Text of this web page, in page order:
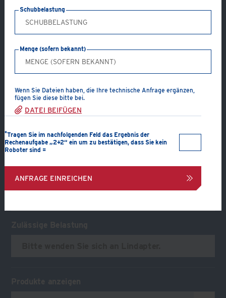
Produkttyp: A & B
Produktwerkstoff: Temperguss (galv. verzinkt oder
feuerverzinkt)
Kreuzverbindung, Holzbalken an Träger
Tragendes Profil:Träger
Verbindungskomponenten:Kopfplatte, 2 Klemmen (Typ
A oder B) und 2 Schrauben, Muttern und
Unterlegscheiben
Schubbelastung
Menge (sofern bekannt)
Wenn Sie Dateien haben, die Ihre technische Anfrage ergänzen,
fügen Sie diese bitte bei.
DATEI BEIFÜGEN
*Tragen Sie im nachfolgenden Feld das Ergebnis der
Rechenaufgabe „2+2“ ein um zu bestätigen, dass Sie kein
Roboter sind =
ANFRAGE EINREICHEN